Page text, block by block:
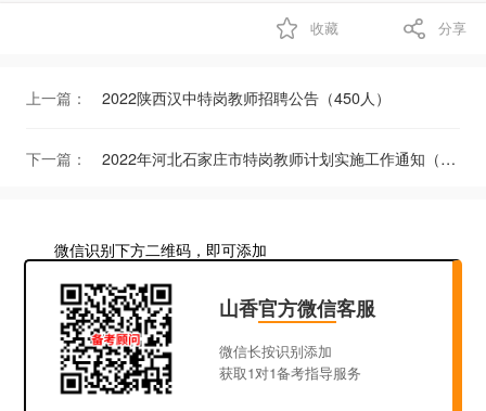
收藏 分享
上一篇： 2022陕西汉中特岗教师招聘公告（450人）
下一篇： 2022年河北石家庄市特岗教师计划实施工作通知（60人）
微信识别下方二维码，即可添加
山香官方微信客服
微信长按识别添加
获取1对1备考指导服务